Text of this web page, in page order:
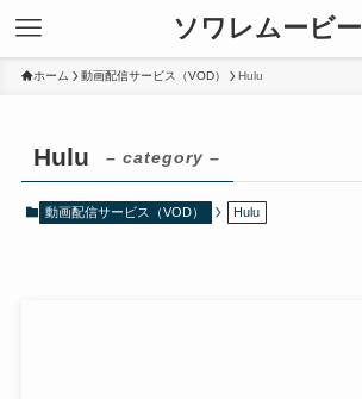
ソワレムービー
ホーム 動画配信サービス（VOD） Hulu
Hulu – category –
動画配信サービス（VOD） Hulu